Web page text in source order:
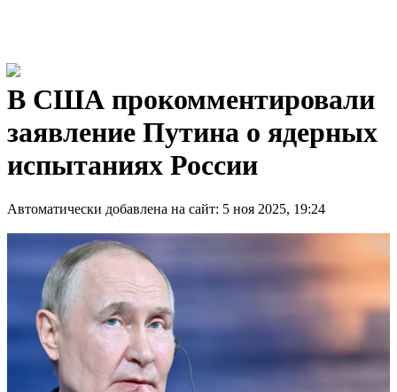
В США прокомментировали
заявление Путина о ядерных
испытаниях России
Автоматически добавлена на сайт: 5 ноя 2025, 19:24